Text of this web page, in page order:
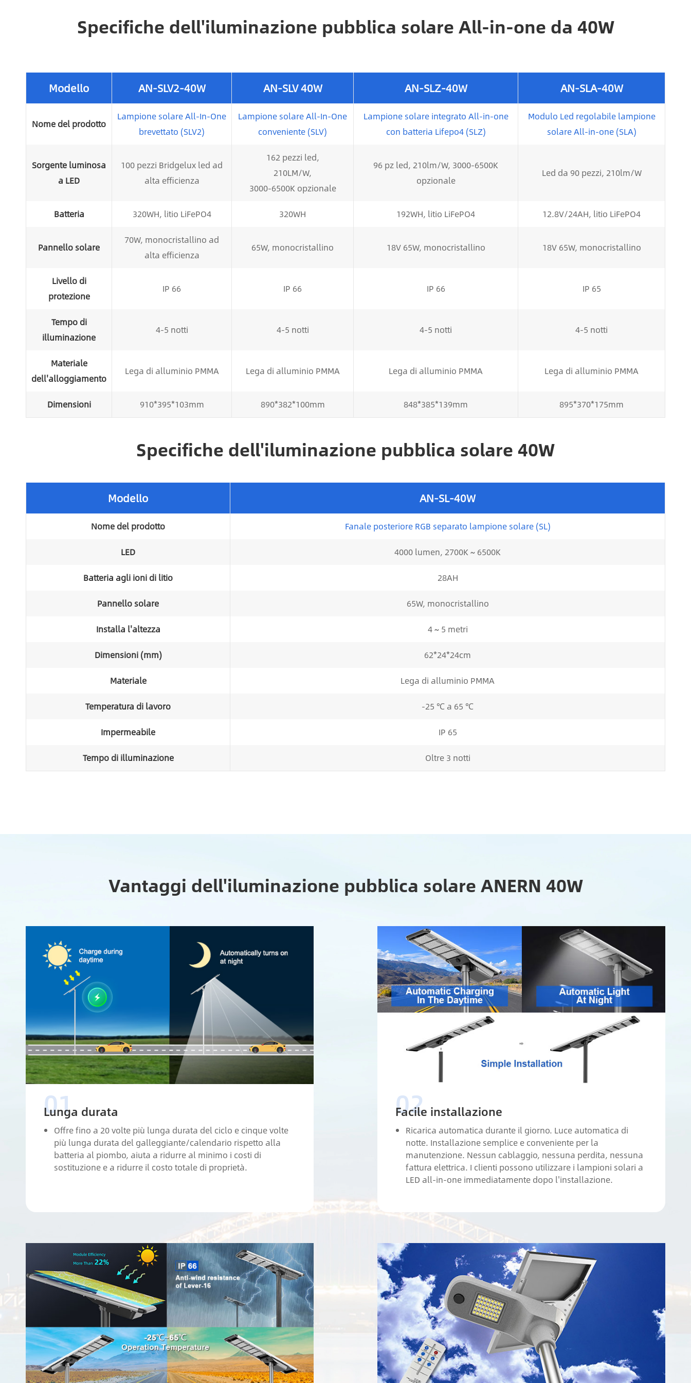
Specifiche dell'iluminazione pubblica solare All-in-one da 40W
Modello AN-SLV2-40W AN-SLV 40W AN-SLZ-40W AN-SLA-40W
Nome del prodotto
Lampione solare All-In-One
brevettato (SLV2)
Lampione solare All-In-One
conveniente (SLV)
Lampione solare integrato All-in-one
con batteria Lifepo4 (SLZ)
Modulo Led regolabile lampione
solare All-in-one (SLA)
Sorgente luminosa
a LED
100 pezzi Bridgelux led ad
alta efficienza
162 pezzi led,
210LM/W,
3000-6500K opzionale
96 pz led, 210lm/W, 3000-6500K
opzionale
Led da 90 pezzi, 210lm/W
Batteria 320WH, litio LiFePO4 320WH 192WH, litio LiFePO4 12.8V/24AH, litio LiFePO4
Pannello solare
70W, monocristallino ad
alta efficienza
65W, monocristallino 18V 65W, monocristallino 18V 65W, monocristallino
Livello di
protezione
IP 66 IP 66 IP 66 IP 65
Tempo di
illuminazione
4-5 notti 4-5 notti 4-5 notti 4-5 notti
Materiale
dell'alloggiamento
Lega di alluminio PMMA Lega di alluminio PMMA Lega di alluminio PMMA Lega di alluminio PMMA
Dimensioni 910*395*103mm 890*382*100mm 848*385*139mm 895*370*175mm
Specifiche dell'iluminazione pubblica solare 40W
Modello AN-SL-40W
Nome del prodotto
Fanale posteriore RGB separato lampione solare (SL)
LED
4000 lumen, 2700K ~ 6500K
Batteria agli ioni di litio
28AH
Pannello solare
65W, monocristallino
Installa l'altezza
4 ~ 5 metri
Dimensioni (mm)
62*24*24cm
Materiale
Lega di alluminio PMMA
Temperatura di lavoro
-25 ℃ a 65 ℃
Impermeabile
IP 65
Tempo di illuminazione
Oltre 3 notti
Vantaggi dell'iluminazione pubblica solare ANERN 40W
Lunga durata
Offre fino a 20 volte più lunga durata del ciclo e cinque volte
più lunga durata del galleggiante/calendario rispetto alla
batteria al piombo, aiuta a ridurre al minimo i costi di
sostituzione e a ridurre il costo totale di proprietà.
Facile installazione
Ricarica automatica durante il giorno. Luce automatica di
notte. Installazione semplice e conveniente per la
manutenzione. Nessun cablaggio, nessuna perdita, nessuna
fattura elettrica. I clienti possono utilizzare i lampioni solari a
LED all-in-one immediatamente dopo l'installazione.